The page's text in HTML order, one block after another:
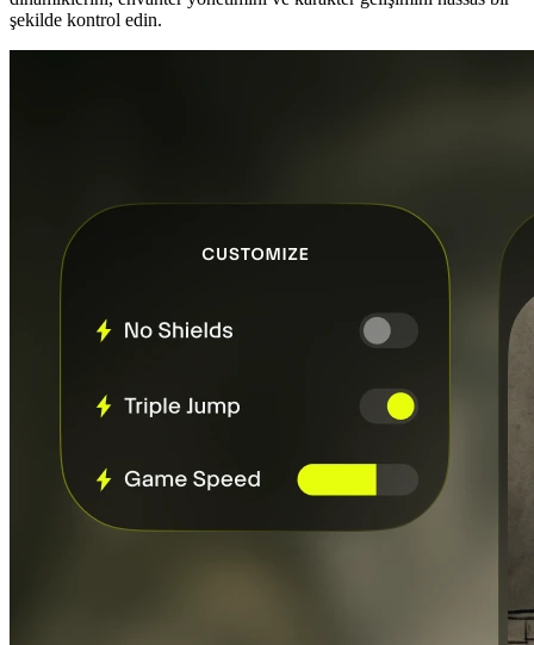
şekilde kontrol edin.